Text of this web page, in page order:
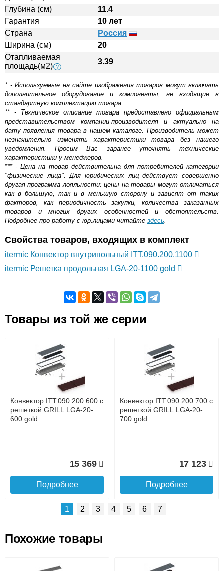
Глубина (см)
11.4
Гарантия
10 лет
Страна
Россия
Ширина (см)
20
Отапливаемая
площадь(м2) ?
3.39
* - Используемые на сайте изображения товаров могут включать
дополнительное оборудование и компоненты, не входящие в
стандартную комплектацию товара.
** - Техническое описание товара предоставлено официальным
представительством компании-производителя и актуально на
дату появления товара в нашем каталоге. Производитель может
незначительно изменять характеристики товара без нашего
уведомления. Просим Вас заранее уточнять технические
характеристики у менеджеров.
*** - Цена на товар действительна для потребителей категории
"физические лица". Для юридических лиц действует совершенно
другая программа лояльности: цены на товары могут отличаться
как в большую, так и в меньшую сторону и зависят от таких
факторов, как периодичность закупки, количества заказанных
товаров и многих других особенностей и обстоятельств.
Подробнее про работу с юр.лицами читайте здесь.
Свойства товаров, входящих в комплект
itermic Конвектор внутрипольный ITT.090.200.1100
itermic Решетка продольная LGA-20-1100 gold
Оставьте отзыв
Доставка сантехники по Москве и Московской области
Наличный расчёт
Банковской картой на сайте в режиме реального
времени
Банковской картой при получении товара как при
доставке, так и самовывозом
Интернет-деньгами (Yandex-деньги, Web-money,
Qiwi-кошельки и другие).
Безналичный расчёт (возможно и с НДС)
Товары из той же серии
Конвектор ITT.090.200.600 с
решеткой GRILL.LGA-20-
600 gold
15 369
Подробнее
Конвектор ITT.090.200.700 с
решеткой GRILL.LGA-20-
700 gold
17 123
Подробнее
Конвектор ITT.090.200.1400 Конвектор ITT.090.200.1300
1 2 3 4 5 6 7
Похожие товары